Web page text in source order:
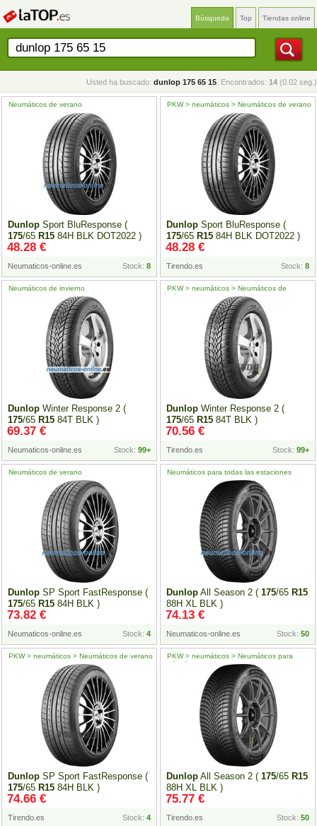
Búsqueda Top Tiendas online
Usted ha buscado: dunlop 175 65 15 . Encontrados: 14 (0.02 seg.)
Dunlop Sport BluResponse (
175/65 R15 84H BLK DOT2022 )
Neumáticos de verano
Neumaticos-online.es Stock: 8
48.28 €
Dunlop Sport BluResponse (
175/65 R15 84H BLK DOT2022 )
PKW > neumáticos > Neumáticos de verano
Tirendo.es Stock: 8
48.28 €
Dunlop Winter Response 2 (
175/65 R15 84T BLK )
Neumáticos de invierno
Neumaticos-online.es Stock: 99+
69.37 €
Dunlop Winter Response 2 (
175/65 R15 84T BLK )
PKW > neumáticos > Neumáticos de
invierno
Tirendo.es Stock: 99+
70.56 €
Dunlop SP Sport FastResponse (
175/65 R15 84H BLK )
Neumáticos de verano
Neumaticos-online.es Stock: 4
73.82 €
Dunlop All Season 2 ( 175/65 R15
88H XL BLK )
Neumáticos para todas las estaciones
Neumaticos-online.es Stock: 50
74.13 €
Dunlop SP Sport FastResponse (
175/65 R15 84H BLK )
PKW > neumáticos > Neumáticos de verano
Tirendo.es Stock: 4
74.66 €
Dunlop All Season 2 ( 175/65 R15
88H XL BLK )
PKW > neumáticos > Neumáticos para
todas las estaciones
Tirendo.es Stock: 50
75.77 €